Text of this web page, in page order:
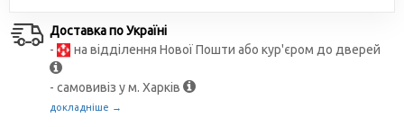
Доставка по Україні
-
на відділення Нової Пошти або кур'єром до дверей
- самовивіз у м. Харків
докладніше →